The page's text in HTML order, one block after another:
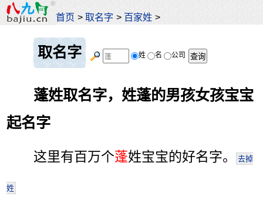
首页 >取名字 > 百家姓 >
取名字 姓 名 公司
蓬姓取名字，姓蓬的男孩女孩宝宝
起名字
这里有百万个蓬姓宝宝的好名字。 去掉
姓